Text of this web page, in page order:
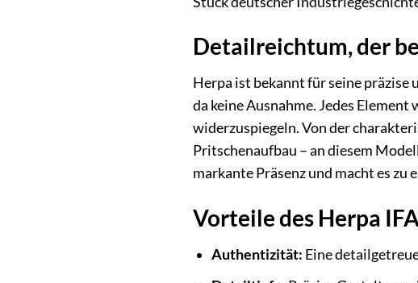
Detailreichtum, der
Herpa ist bekannt für seine präzise
da keine Ausnahme. Jedes
widerzuspiegeln. Von der
Pritschenaufbau – an diesem
markante Präsenz und macht es zu
Vorteile des Herpa
Authentizität: Eine